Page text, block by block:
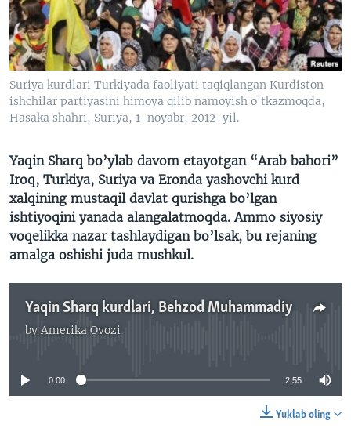
VIDEO
XABARLAR SURATLARDA
ODNOKLASSNIKI
TELEGRAM
TWITTER
SOUNDCLOUD
VOA
Suriya kurdlari Turkiyada faoliyati taqiqlangan Kurdiston
ishchilar partiyasini himoya qilib namoyish o'tkazmoqda,
Hasaka shahri, Suriya, 1-noyabr, 2012-yil.
Yaqin Sharq bo’ylab davom etayotgan “Arab bahori”
Iroq, Turkiya, Suriya va Eronda yashovchi kurd
xalqining mustaqil davlat qurishga bo’lgan
ishtiyoqini yanada alangalatmoqda. Ammo siyosiy
voqelikka nazar tashlaydigan bo’lsak, bu rejaning
amalga oshishi juda mushkul.
Yaqin Sharq kurdlari, Behzod Muhammadiy
by Amerika Ovozi
No media source currently available
0:00 2:55
Yuklab oling